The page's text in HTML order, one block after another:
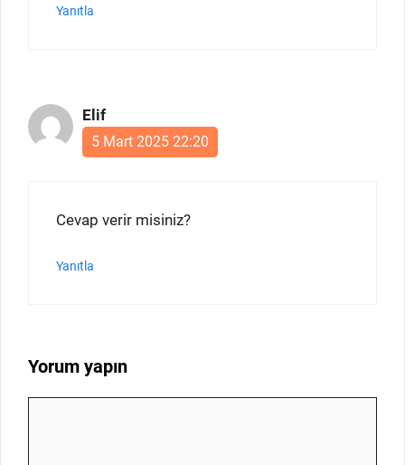
Yanıtla
Elif
5 Mart 2025 22:20
Cevap verir misiniz?
Yanıtla
Yorum yapın